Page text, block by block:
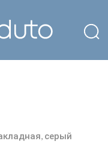
серый